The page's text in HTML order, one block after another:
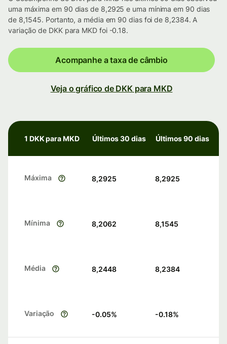
uma máxima em 90 dias de 8,2925 e uma mínima em 90 dias
de 8,1545. Portanto, a média em 90 dias foi de 8,2384. A
variação de DKK para MKD foi -0.18.
Acompanhe a taxa de câmbio
Veja o gráfico de DKK para MKD
1 DKK para MKD Últimos 30 dias Últimos 90 dias
Máxima 8,2925 8,2925
Mínima 8,2062 8,1545
Média 8,2448 8,2384
Variação -0.05% -0.18%